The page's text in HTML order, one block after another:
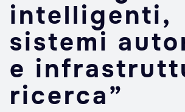
intelligenti,
sistemi
e
ricerca”